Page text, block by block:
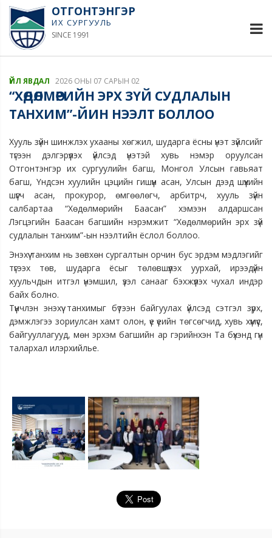
ОТГОНТЭНГЭР
ИХ СУРГУУЛЬ
SINCE 1991
ҮЙЛ ЯВДАЛ 2026 ОНЫ 07 САРЫН 02
“ХӨДӨЛМӨРИЙН ЭРХ ЗҮЙ СУДЛАЛЫН
ТАНХИМ”-ЙИН НЭЭЛТ БОЛЛОО
Хууль зүйн шинжлэх ухааны хөгжил, шударга ёсны үнэт зүйлсийг
түгээн дэлгэрүүлэх үйлсэд үнэтэй хувь нэмэр оруулсан
Отгонтэнгэр их сургуулийн багш, Монгол Улсын гавьяат
багш, Үндсэн хуулийн цэцийн гишүүн асан, Улсын дээд шүүхийн
шүүгч асан, прокурор, өмгөөлөгч, арбитрч, хууль зүйн
салбартаа “Хөдөлмөрийн Баасан” хэмээн алдаршсан
Лэгцэгийн Баасан багшийн нэрэмжит “Хөдөлмөрийн эрх зүй
судлалын танхим”-ын нээлтийн ёслол боллоо.
Энэхүү танхим нь зөвхөн сургалтын орчин бус эрдэм мэдлэгийг
түгээх төв, шударга ёсыг төлөвшүүлэх уурхай, ирээдүйн
хуульчдын итгэл үнэмшил, үзэл санааг бэхжүүлэх чухал индэр
байх болно.
Түүнчлэн энэхүү танхимыг бүтээн байгуулах үйлсэд сэтгэл зүрх,
дэмжлэгээ зориулсан хамт олон, үе үеийн төгсөгчид, хувь хүмүүс,
байгууллагууд, мөн эрхэм багшийн ар гэрийнхэн Та бүхэнд гүн
талархал илэрхийлье.